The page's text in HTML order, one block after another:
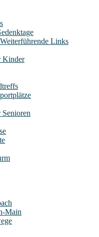
Links
Kinder
Senioren
Main